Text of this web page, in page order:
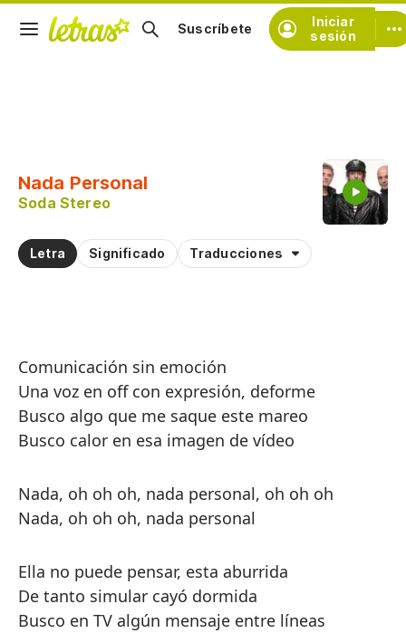
Iniciar
sesión
Suscríbete
Nada Personal
Soda Stereo
Letra Significado Traducciones
Comunicación sin emoción
Una voz en off con expresión, deforme
Busco algo que me saque este mareo
Busco calor en esa imagen de vídeo
Nada, oh oh oh, nada personal, oh oh oh
Nada, oh oh oh, nada personal
Ella no puede pensar, esta aburrida
De tanto simular cayó dormida
Busco en TV algún mensaje entre líneas
Practicar la pronunciación de